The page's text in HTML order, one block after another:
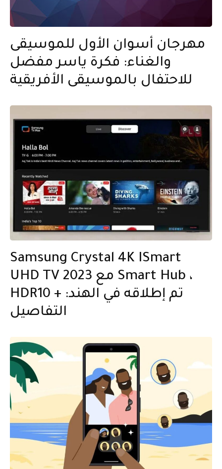
مهرجان أسوان الأول للموسيقى
والغناء: فكرة ياسر مفضل
للاحتفال بالموسيقى الأفريقية
Samsung Crystal 4K ISmart
UHD TV 2023 مع Smart Hub ،
HDR10 + تم إطلاقه في الهند:
التفاصيل